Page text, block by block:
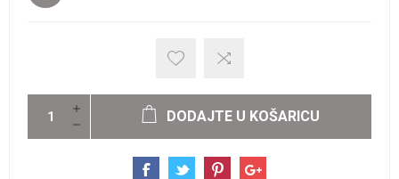
DODAJTE U KOŠARICU